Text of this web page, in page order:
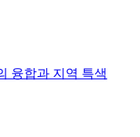
융합과 지역 특색